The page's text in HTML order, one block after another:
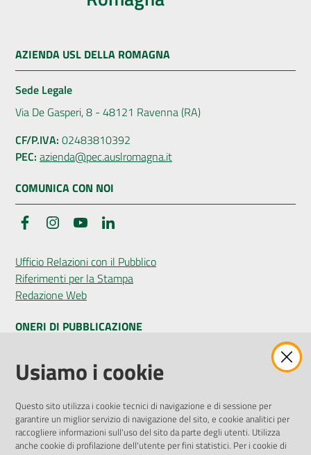
AZIENDA USL DELLA ROMAGNA
Sede Legale
Via De Gasperi, 8 - 48121 Ravenna (RA)
CF/P.IVA: 02483810392
PEC: azienda@pec.auslromagna.it
COMUNICA CON NOI
FacebookInstagramYouTube
Ufficio Relazioni con il Pubblico
Riferimenti per la Stampa
Redazione Web
ONERI DI PUBBLICAZIONE
Amministrazione Trasparente
Pubblicità legale
Privacy Policy
Attuazione Misure PNRR
Liste di Attesa
Usiamo i cookie
Questo sito utilizza i cookie tecnici di navigazione e di sessione per
garantire un miglior servizio di navigazione del sito, e cookie analitici per
raccogliere informazioni sull'uso del sito da parte degli utenti. Utilizza
anche cookie di profilazione dell'utente per fini statistici. Per i cookie di